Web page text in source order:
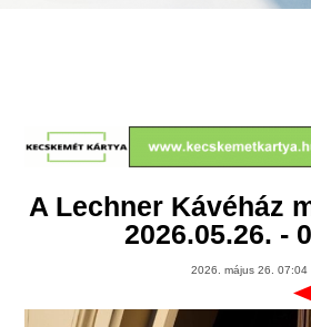
A Lechner Kávéház
2026.05.26. -
2026. május 26. 07:04